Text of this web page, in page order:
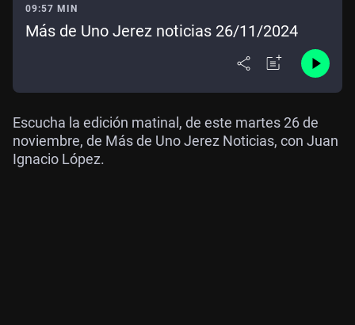
09:57 MIN
Más de Uno Jerez noticias 26/11/2024
Escucha la edición matinal, de este martes 26 de
noviembre, de Más de Uno Jerez Noticias, con Juan
Ignacio López.